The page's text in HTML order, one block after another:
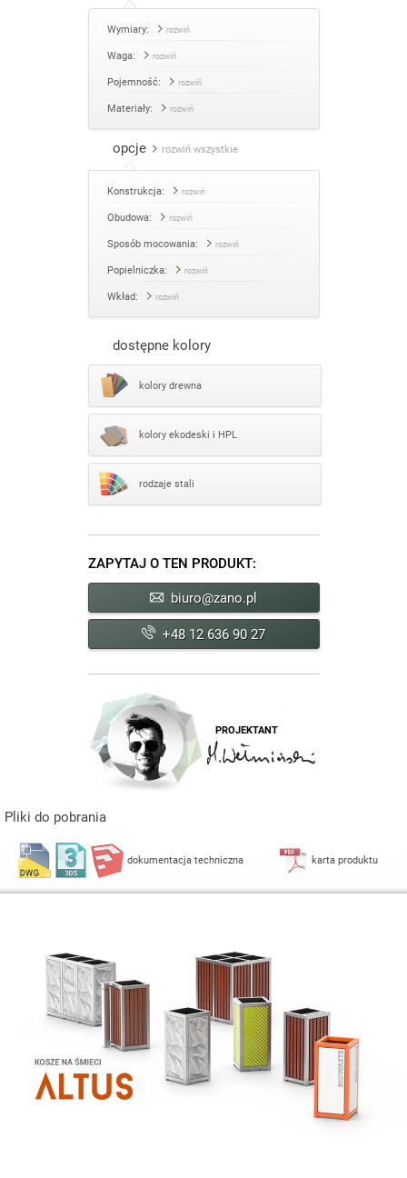
Wymiary: rozwiń
Waga: rozwiń
Pojemność: rozwiń
Materiały: rozwiń
opcje rozwiń wszystkie
Konstrukcja: rozwiń
Obudowa: rozwiń
Sposób mocowania: rozwiń
Popielniczka: rozwiń
Wkład: rozwiń
dostępne kolory
kolory drewna
kolory ekodeski i HPL
rodzaje stali
ZAPYTAJ O TEN PRODUKT:
biuro@zano.pl
+48 12 636 90 27
PROJEKTANT
Pliki do pobrania
dokumentacja techniczna karta produktu